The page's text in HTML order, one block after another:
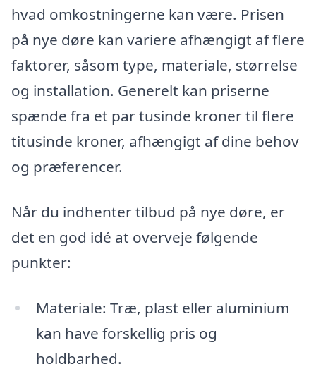
hvad omkostningerne kan være. Prisen
på nye døre kan variere afhængigt af flere
faktorer, såsom type, materiale, størrelse
og installation. Generelt kan priserne
spænde fra et par tusinde kroner til flere
titusinde kroner, afhængigt af dine behov
og præferencer.
Når du indhenter tilbud på nye døre, er
det en god idé at overveje følgende
punkter:
Materiale: Træ, plast eller aluminium
kan have forskellig pris og
holdbarhed.